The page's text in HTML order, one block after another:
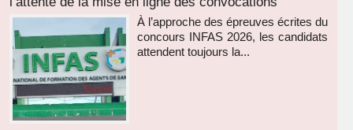
À l’approche des épreuves écrites du
concours INFAS 2026, les candidats
attendent toujours la...